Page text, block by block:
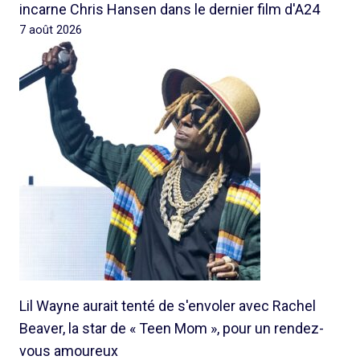
incarne Chris Hansen dans le dernier film d'A24
7 août 2026
Lil Wayne aurait tenté de s'envoler avec Rachel
Beaver, la star de « Teen Mom », pour un rendez-
vous amoureux